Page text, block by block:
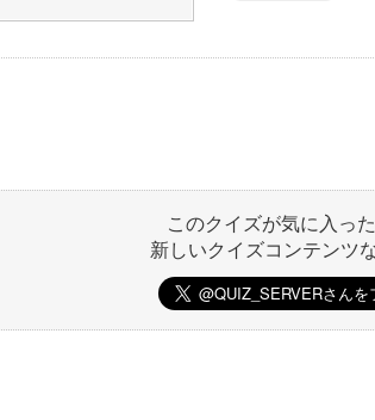
このクイズが気に入っ
新しいクイズコンテンツ